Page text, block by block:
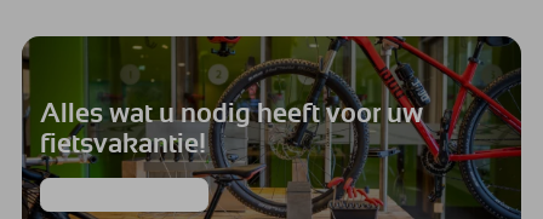
Alles wat u nodig heeft voor uw
fietsvakantie!